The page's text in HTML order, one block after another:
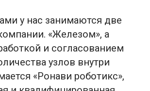
у нас занимаются две
«Железом», а
и согласованием
узлов внутри
«Ронави роботикс»,